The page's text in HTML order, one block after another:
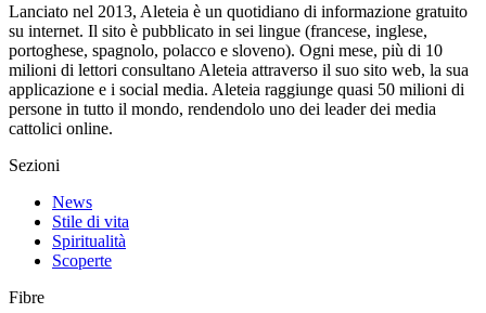
Lanciato nel 2013, Aleteia è un quotidiano di informazione gratuito
su internet. Il sito è pubblicato in sei lingue (francese, inglese,
portoghese, spagnolo, polacco e sloveno). Ogni mese, più di 10
milioni di lettori consultano Aleteia attraverso il suo sito web, la sua
applicazione e i social media. Aleteia raggiunge quasi 50 milioni di
persone in tutto il mondo, rendendolo uno dei leader dei media
cattolici online.
Sezioni
News
Stile di vita
Spiritualità
Scoperte
Fibre